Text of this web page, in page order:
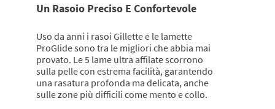
5
Un Rasoio Preciso E Confortevole
Uso da anni i rasoi Gillette e le lamette
ProGlide sono tra le migliori che abbia mai
provato. Le 5 lame ultra affilate scorrono
sulla pelle con estrema facilità, garantendo
una rasatura profonda ma delicata, anche
sulle zone più difficili come mento e collo.